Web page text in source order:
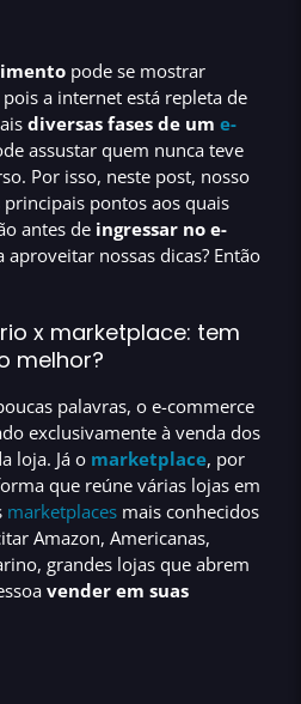
pode se mostrar
a internet está repleta de
diversas fases de um e-
assustar quem nunca teve
Por isso, neste post, nosso
principais pontos aos quais
antes de ingressar no e-
aproveitar nossas dicas? Então
x marketplace: tem
melhor?
palavras, o e-commerce
exclusivamente à venda dos
loja. Já o marketplace, por
que reúne várias lojas em
marketplaces mais conhecidos
Amazon, Americanas,
grandes lojas que abrem
vender em suas